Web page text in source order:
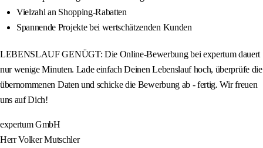
Vielzahl an Shopping-Rabatten
Spannende Projekte bei wertschätzenden Kunden
LEBENSLAUF GENÜGT: Die Online-Bewerbung bei expertum dauert
nur wenige Minuten. Lade einfach Deinen Lebenslauf hoch, überprüfe die
übernommenen Daten und schicke die Bewerbung ab - fertig. Wir freuen
uns auf Dich!
expertum GmbH
Herr Volker Mutschler